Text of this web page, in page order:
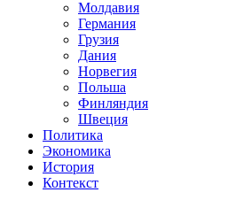
Молдавия
Германия
Грузия
Дания
Норвегия
Польша
Финляндия
Швеция
Политика
Экономика
История
Контекст